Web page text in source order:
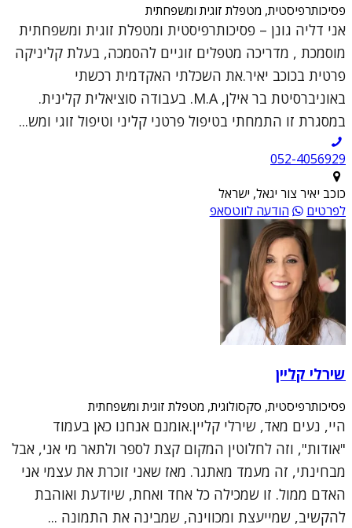
פסיכותרפיסטית, מטפלת זוגית ומשפחתית
אני דליה גונן – פסיכותרפיסטית ומטפלת זוגית ומשפחתית
מוסמכת , מדריכה מטפלים זוגיים להסמכה, בעלת קליניקה
פרטית בכוכב יאיר.את השכלתי האקדמית רכשתי
באוניברסיטת בר אילן, M.A. בעבודה סוציאלית קלינית.
במסגרת זו התמחתי בטיפול פרטני קליני וטיפול זוגי ומש...
052-4056929
כוכב יאיר צור יגאל, ישראל
לפרטים
הודעה לווטסאפ
שירלי קליין
פסיכותרפיסטית, סקסולוגית, מטפלת זוגית ומשפחתית
היי, נעים מאד, שירלי קליין.אומנם אנחנו כאן בעמוד
"אודות", וזה לחלוטין המקום קצת לספר ולתאר מי אני, אבל
מבחינתי, זה מעמד מאתגר. מאז שאני זוכרת את עצמי אני
האדם ממול. זו שמכילה כל אחד ואחת, שיודעת ואוהבת
להקשיב, שמייעצת ומכווינה, שמבינה את התמונה ...